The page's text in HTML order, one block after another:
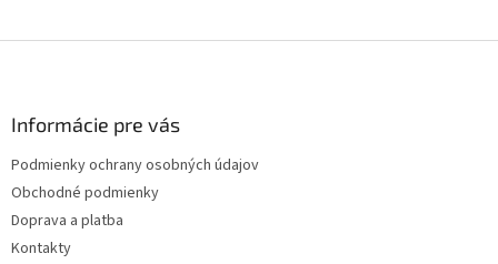
Informácie pre vás
Podmienky ochrany osobných údajov
Obchodné podmienky
Doprava a platba
Kontakty